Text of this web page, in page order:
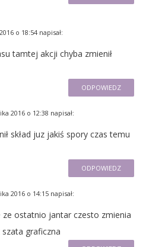
o 18:54 napisał:
tamtej akcji chyba zmienił
ODPOWIEDZ
2016 o 12:38 napisał:
skład juz jakiś spory czas temu
ODPOWIEDZ
2016 o 14:15 napisał:
ze ostatnio jantar czesto zmienia
graficzna